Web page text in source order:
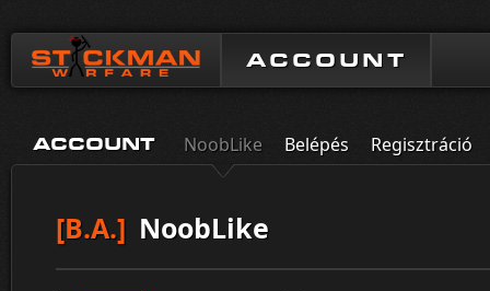
ACCOUNT
ACCOUNT NoobLike Belépés Regisztráció
[B.A.] NoobLike